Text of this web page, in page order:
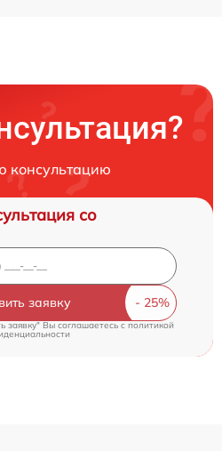
консультацию
со
заявку
заявку" Вы соглашаетесь cполитикой